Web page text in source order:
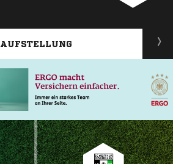
AUFSTELLUNG